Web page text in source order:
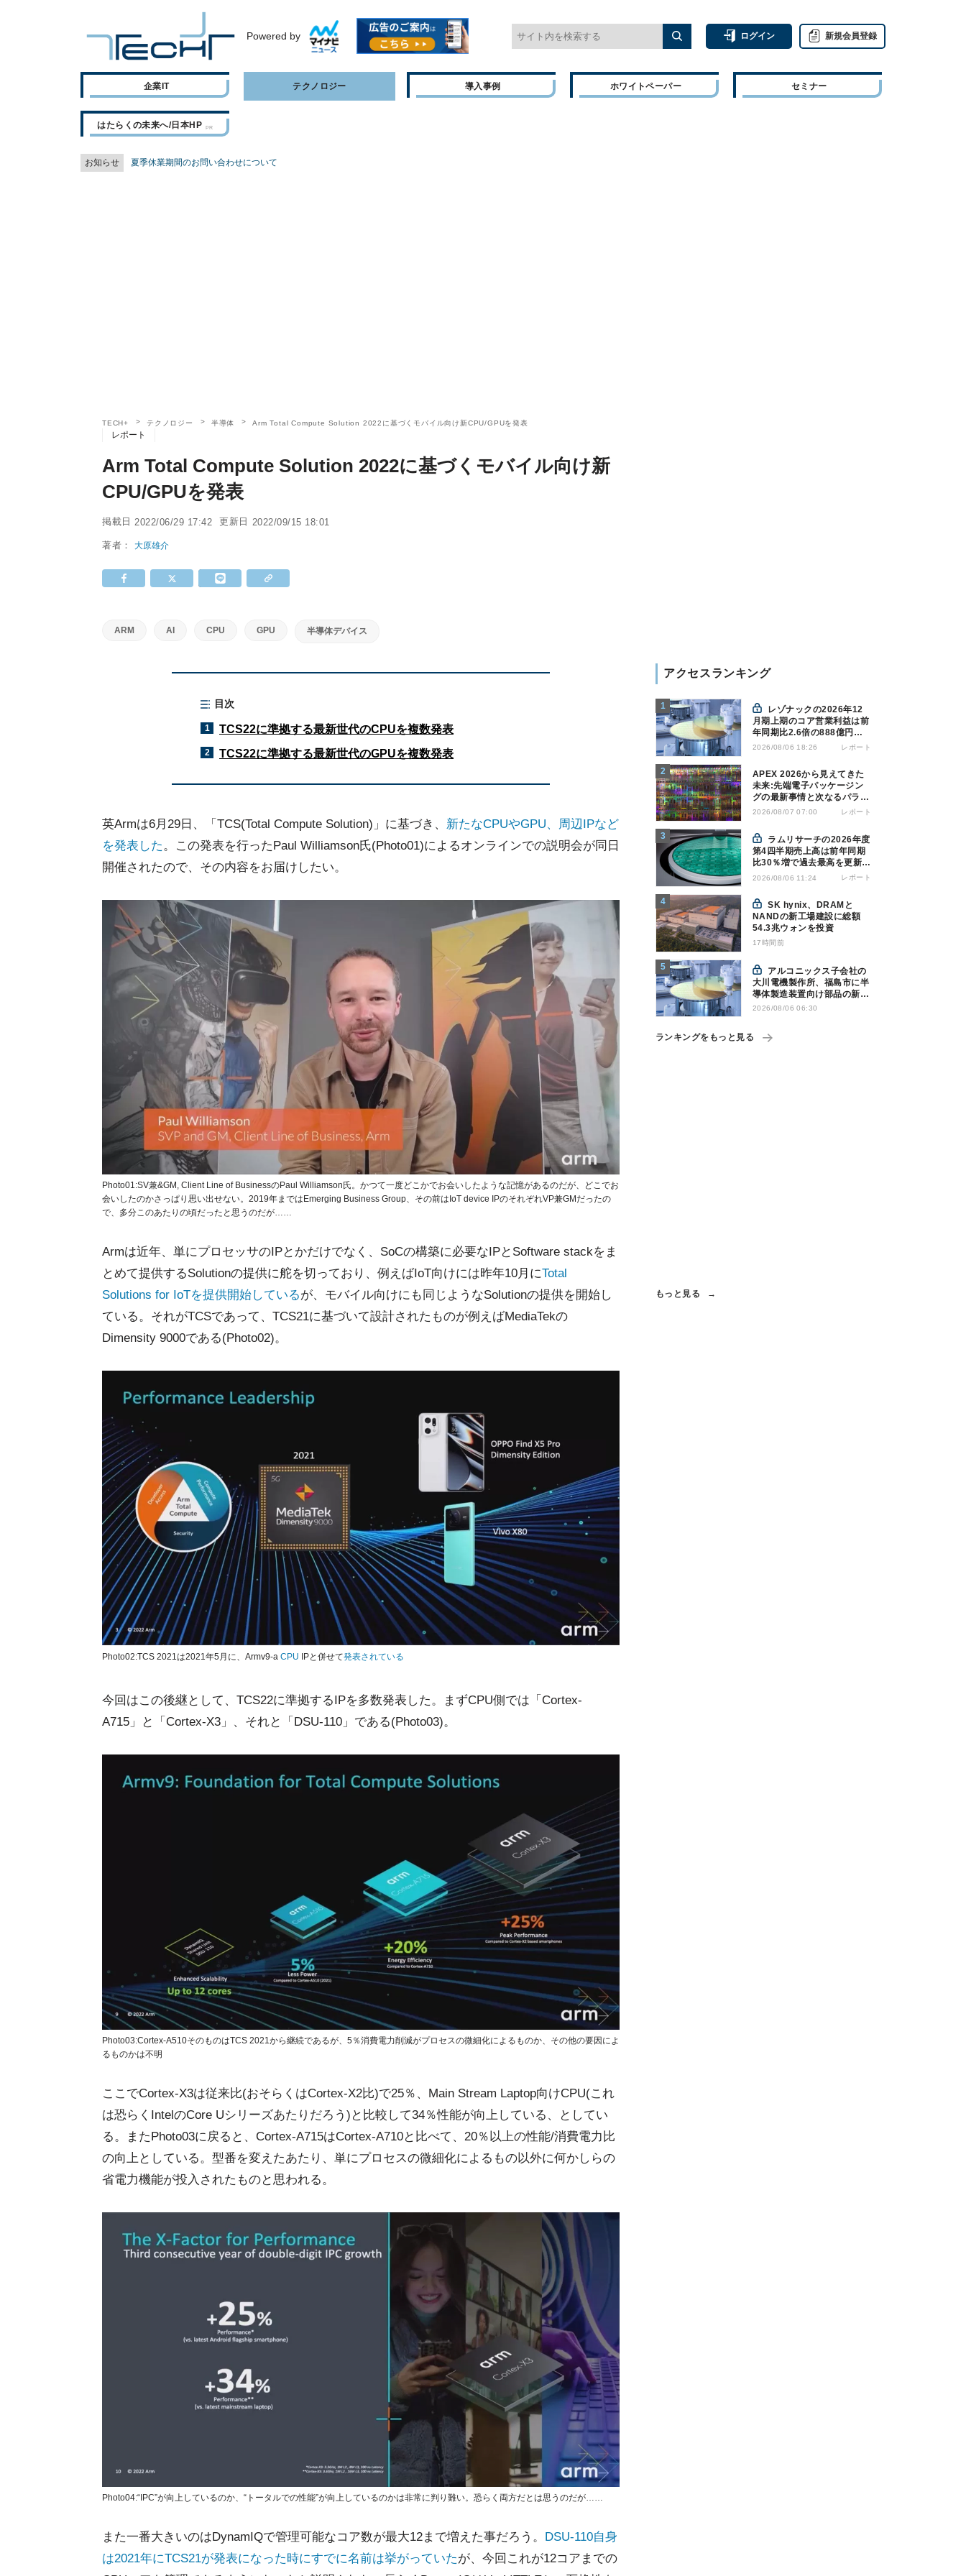
Powered by ログイン 新規会員登録
企業IT テクノロジー 導入事例 ホワイトペーパー セミナー
はたらくの未来へ/日本HP
お知らせ 夏季休業期間のお問い合わせについて
TECH+ テクノロジー 半導体 Arm Total Compute Solution 2022に基づくモバイル向け新CPU/GPUを発表
レポート
Arm Total Compute Solution 2022に基づくモバイル向け新
CPU/GPUを発表
掲載日 2022/06/29 17:42 更新日 2022/09/15 18:01
著者：大原雄介
ARM AI CPU GPU 半導体デバイス
目次
1 TCS22に準拠する最新世代のCPUを複数発表
2 TCS22に準拠する最新世代のGPUを複数発表
英Armは6月29日、「TCS(Total Compute Solution)」に基づき、 新たなCPUやGPU、周辺IPなど
を発表した。この発表を行ったPaul Williamson氏(Photo01)によるオンラインでの説明会が同日
開催されたので、その内容をお届けしたい。
Photo01:SV兼&GM, Client Line of BusinessのPaul Williamson氏。かつて一度どこかでお会いしたような記憶があるのだが、どこでお
会いしたのかさっぱり思い出せない。2019年まではEmerging Business Group、その前はIoT device IPのそれぞれVP兼GMだったの
で、多分このあたりの頃だったと思うのだが……
Armは近年、単にプロセッサのIPとかだけでなく、SoCの構築に必要なIPとSoftware stackをま
とめて提供するSolutionの提供に舵を切っており、例えばIoT向けには昨年10月にTotal
Solutions for IoTを提供開始しているが、モバイル向けにも同じようなSolutionの提供を開始し
ている。それがTCSであって、TCS21に基づいて設計されたものが例えばMediaTekの
Dimensity 9000である(Photo02)。
Photo02:TCS 2021は2021年5月に、Armv9-a CPU IPと併せて発表されている
今回はこの後継として、TCS22に準拠するIPを多数発表した。まずCPU側では「Cortex-
A715」と「Cortex-X3」、それと「DSU-110」である(Photo03)。
Photo03:Cortex-A510そのものはTCS 2021から継続であるが、5％消費電力削減がプロセスの微細化によるものか、その他の要因によ
るものかは不明
ここでCortex-X3は従来比(おそらくはCortex-X2比)で25％、Main Stream Laptop向けCPU(これ
は恐らくIntelのCore Uシリーズあたりだろう)と比較して34％性能が向上している、としてい
る。またPhoto03に戻ると、Cortex-A715はCortex-A710と比べて、20％以上の性能/消費電力比
の向上としている。型番を変えたあたり、単にプロセスの微細化によるもの以外に何かしらの
省電力機能が投入されたものと思われる。
Photo04:“IPC”が向上しているのか、“トータルでの性能”が向上しているのかは非常に判り難い。恐らく両方だとは思うのだが……
また一番大きいのはDynamIQで管理可能なコア数が最大12まで増えた事だろう。 DSU-110自身
は2021年にTCS21が発表になった時にすでに名前は挙がっていたが、今回これが12コアまでの
アクセスランキング
月期上期のコア営業利益は前
年同期比2.6倍の888億円、
AI向け半導体材料が好調
2026/08/06 18:26 レポート
APEX 2026から見えてきた
未来:先端電子パッケージン
グの最新事情と次なるパラダ
イムシフト
2026/08/07 07:00 レポート
第4四半期売上高は前年同期
比30％増で過去最高を更新、
NAND関連が好調
2026/08/06 11:24 レポート
SK hynix、DRAMと
NANDの新工場建設に総額
54.3兆ウォンを投資
17時間前
大川電機製作所、福島市に半
導体製造装置向け部品の新工
場建設を決定
2026/08/06 06:30
ランキングをもっと見る
もっと見る